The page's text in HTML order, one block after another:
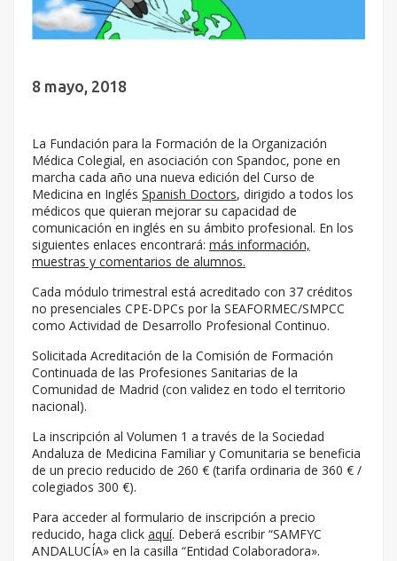
8 mayo, 2018
La Fundación para la Formación de la Organización
Médica Colegial, en asociación con Spandoc, pone en
marcha cada año una nueva edición del Curso de
Medicina en Inglés Spanish Doctors, dirigido a todos los
médicos que quieran mejorar su capacidad de
comunicación en inglés en su ámbito profesional. En los
siguientes enlaces encontrará: más información,
muestras y comentarios de alumnos.
Cada módulo trimestral está acreditado con 37 créditos
no presenciales CPE-DPCs por la SEAFORMEC/SMPCC
como Actividad de Desarrollo Profesional Continuo.
Solicitada Acreditación de la Comisión de Formación
Continuada de las Profesiones Sanitarias de la
Comunidad de Madrid (con validez en todo el territorio
nacional).
La inscripción al Volumen 1 a través de la Sociedad
Andaluza de Medicina Familiar y Comunitaria se beneficia
de un precio reducido de 260 € (tarifa ordinaria de 360 € /
colegiados 300 €).
Para acceder al formulario de inscripción a precio
reducido, haga click aquí. Deberá escribir “SAMFYC
ANDALUCÍA» en la casilla “Entidad Colaboradora».